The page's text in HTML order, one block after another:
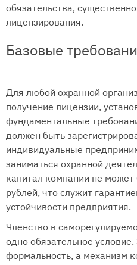
обязательства,
лицензирования.
Базовые
Для любой охранной
получение лицензии,
фундаментальные
должен быть
индивидуальные
заниматься охранной
капитал компании не
рублей, что служит
устойчивости предприятия.
Членство в
одно обязательное
формальность, а механизм